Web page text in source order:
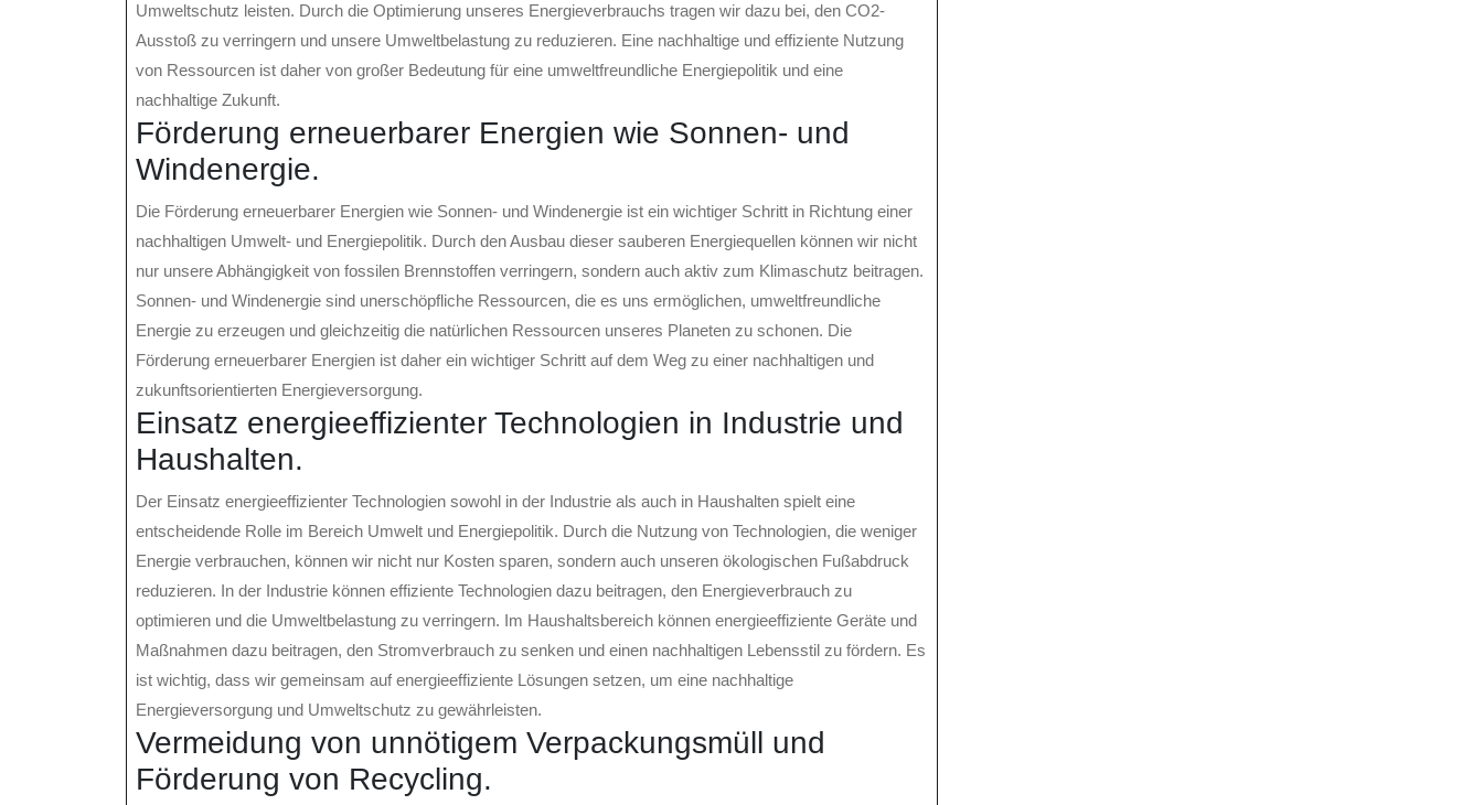
Umweltschutz leisten. Durch die Optimierung unseres Energieverbrauchs tragen wir dazu bei, den CO2-
Ausstoß zu verringern und unsere Umweltbelastung zu reduzieren. Eine nachhaltige und effiziente Nutzung
von Ressourcen ist daher von großer Bedeutung für eine umweltfreundliche Energiepolitik und eine
nachhaltige Zukunft.
Förderung erneuerbarer Energien wie Sonnen- und
Windenergie.
Die Förderung erneuerbarer Energien wie Sonnen- und Windenergie ist ein wichtiger Schritt in Richtung einer
nachhaltigen Umwelt- und Energiepolitik. Durch den Ausbau dieser sauberen Energiequellen können wir nicht
nur unsere Abhängigkeit von fossilen Brennstoffen verringern, sondern auch aktiv zum Klimaschutz beitragen.
Sonnen- und Windenergie sind unerschöpfliche Ressourcen, die es uns ermöglichen, umweltfreundliche
Energie zu erzeugen und gleichzeitig die natürlichen Ressourcen unseres Planeten zu schonen. Die
Förderung erneuerbarer Energien ist daher ein wichtiger Schritt auf dem Weg zu einer nachhaltigen und
zukunftsorientierten Energieversorgung.
Einsatz energieeffizienter Technologien in Industrie und
Haushalten.
Der Einsatz energieeffizienter Technologien sowohl in der Industrie als auch in Haushalten spielt eine
entscheidende Rolle im Bereich Umwelt und Energiepolitik. Durch die Nutzung von Technologien, die weniger
Energie verbrauchen, können wir nicht nur Kosten sparen, sondern auch unseren ökologischen Fußabdruck
reduzieren. In der Industrie können effiziente Technologien dazu beitragen, den Energieverbrauch zu
optimieren und die Umweltbelastung zu verringern. Im Haushaltsbereich können energieeffiziente Geräte und
Maßnahmen dazu beitragen, den Stromverbrauch zu senken und einen nachhaltigen Lebensstil zu fördern. Es
ist wichtig, dass wir gemeinsam auf energieeffiziente Lösungen setzen, um eine nachhaltige
Energieversorgung und Umweltschutz zu gewährleisten.
Vermeidung von unnötigem Verpackungsmüll und
Förderung von Recycling.